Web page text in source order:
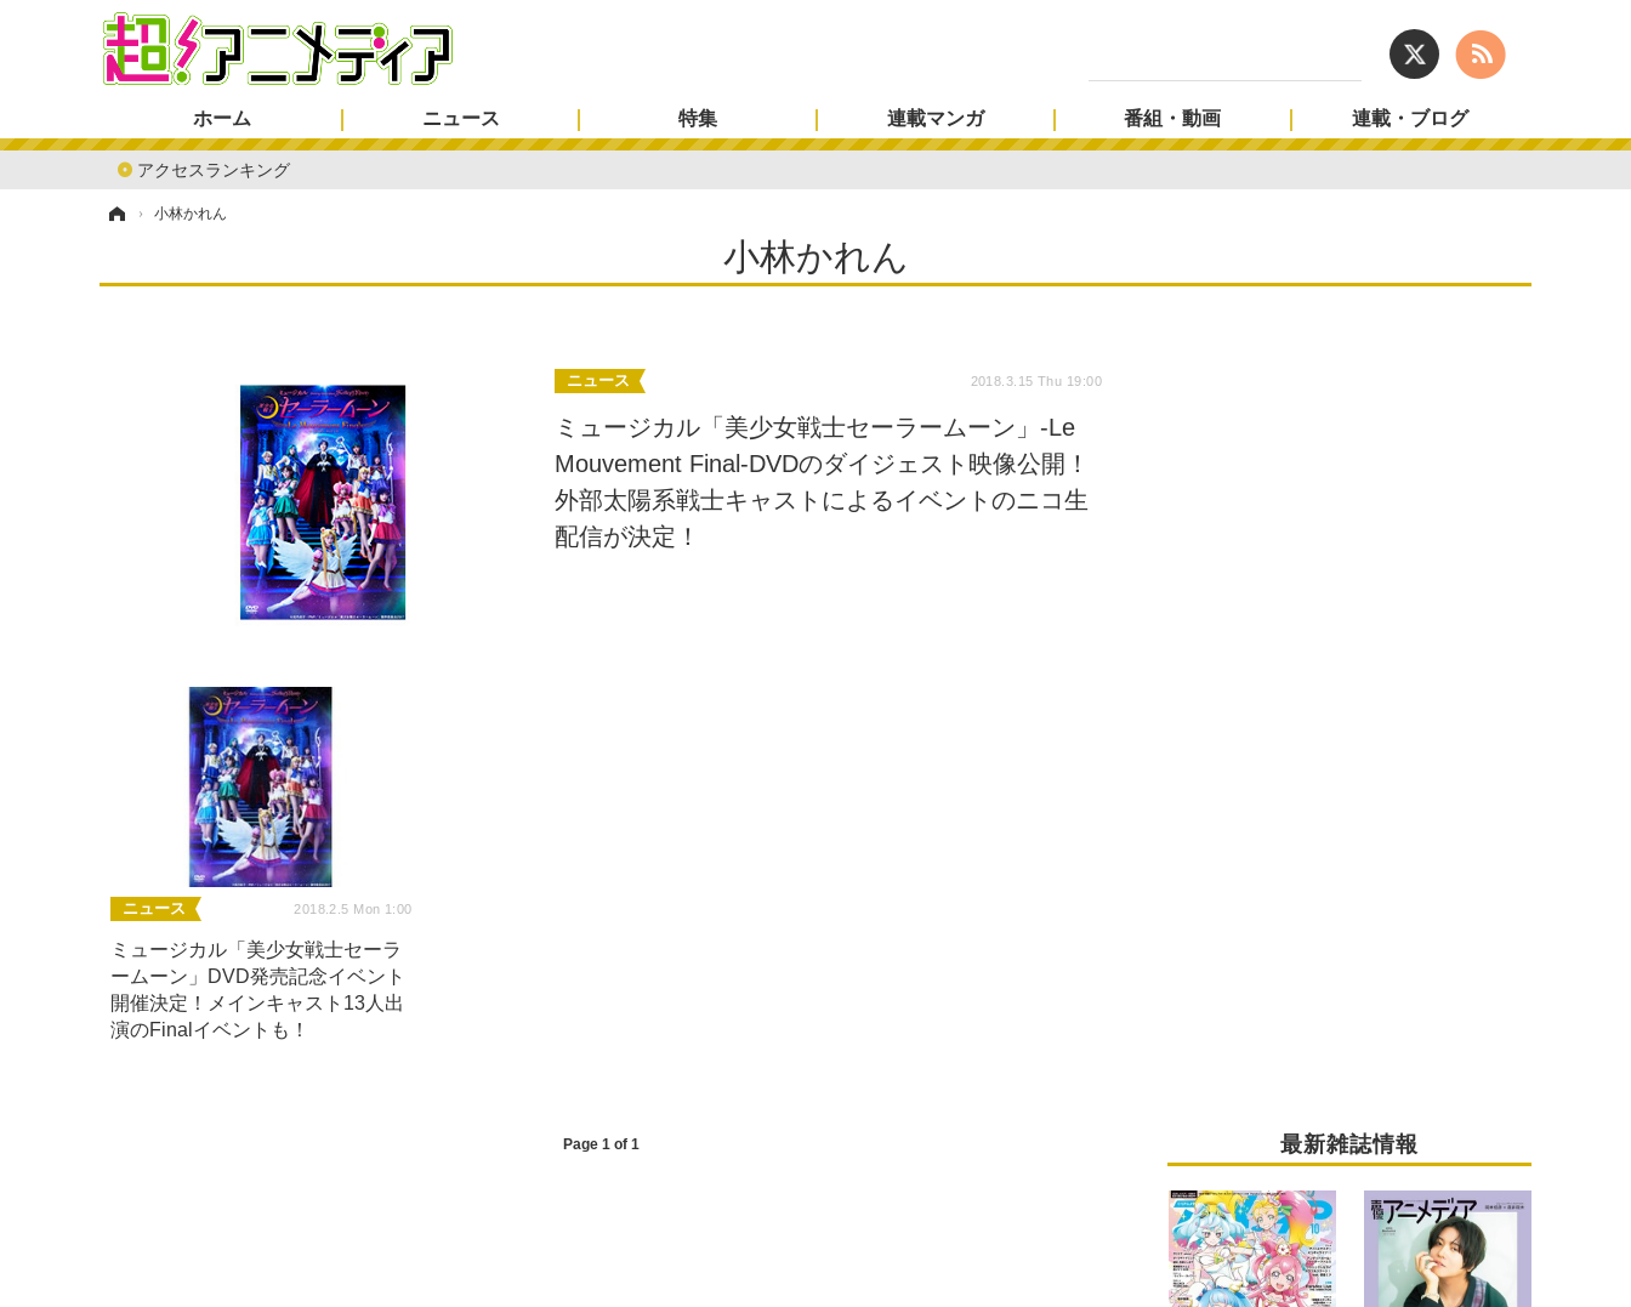
ホーム
アクセスランキング
ニュース 特集 連載マンガ 番組・動画 連載・ブログ
› 小林かれん
小林かれん
ニュース 2018.3.15 Thu 19:00
ミュージカル「美少女戦士セーラームーン」-Le
Mouvement Final-DVDのダイジェスト映像公開！
外部太陽系戦士キャストによるイベントのニコ生
配信が決定！
ニュース 2018.2.5 Mon 1:00
ミュージカル「美少女戦士セーラ
ームーン」DVD発売記念イベント
開催決定！メインキャスト13人出
演のFinalイベントも！
Page 1 of 1 最新雑誌情報